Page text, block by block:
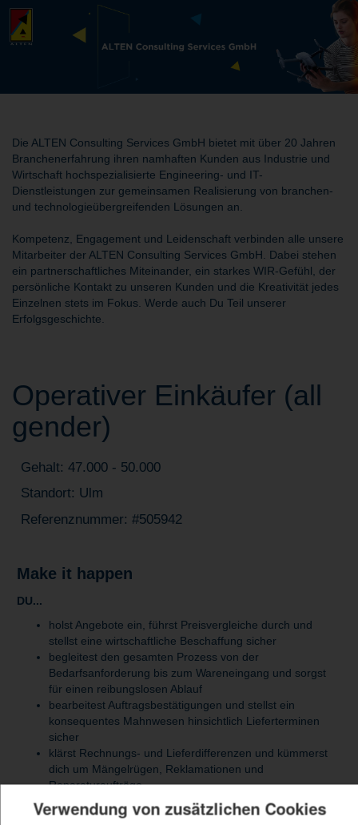
Verwendung von zusätzlichen Cookies
Die ALTEN Consulting Services GmbH bietet mit über 20 Jahren
Branchenerfahrung ihren namhaften Kunden aus Industrie und
Wirtschaft hochspezialisierte Engineering- und IT-
Dienstleistungen zur gemeinsamen Realisierung von branchen-
und technologieübergreifenden Lösungen an.
Kompetenz, Engagement und Leidenschaft verbinden alle unsere
Mitarbeiter der ALTEN Consulting Services GmbH. Dabei stehen
ein partnerschaftliches Miteinander, ein starkes WIR-Gefühl, der
persönliche Kontakt zu unseren Kunden und die Kreativität jedes
Einzelnen stets im Fokus. Werde auch Du Teil unserer
Erfolgsgeschichte.
Operativer Einkäufer (all
gender)
Gehalt: 47.000 - 50.000
Standort: Ulm
Referenznummer: #505942
Make it happen
DU...
holst Angebote ein, führst Preisvergleiche durch und
stellst eine wirtschaftliche Beschaffung sicher
begleitest den gesamten Prozess von der
Bedarfsanforderung bis zum Wareneingang und sorgst
für einen reibungslosen Ablauf
bearbeitest Auftragsbestätigungen und stellst ein
konsequentes Mahnwesen hinsichtlich Lieferterminen
sicher
klärst Rechnungs- und Lieferdifferenzen und kümmerst
dich um Mängelrügen, Reklamationen und
Reparaturaufträge
arbeitest eng mit dem Strategic Procurement zusammen
und unterstützt bei strategischen Einkaufsaktivitäten